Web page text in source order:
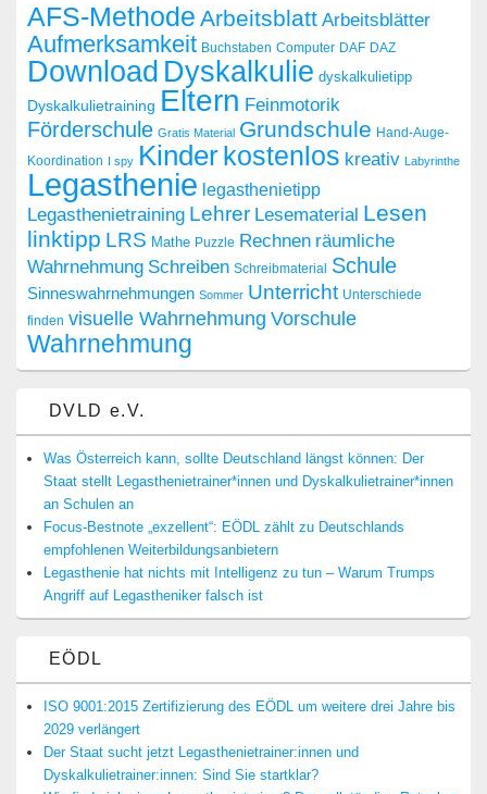
AFS-Methode Arbeitsblatt Arbeitsblätter
Aufmerksamkeit Buchstaben Computer DAF DAZ
Download Dyskalkulie dyskalkulietipp
Dyskalkulietraining Eltern Feinmotorik
Förderschule Gratis Material Grundschule Hand-Auge-
Koordination I spy Kinderkostenlos kreativ Labyrinthe
Legasthenie legasthenietipp
Legasthenietraining Lehrer Lesematerial Lesen
linktipp LRS Mathe Puzzle Rechnen räumliche
Wahrnehmung Schreiben Schreibmaterial Schule
Sinneswahrnehmungen Sommer Unterricht Unterschiede
finden visuelle Wahrnehmung Vorschule
Wahrnehmung
DVLD e.V.
Was Österreich kann, sollte Deutschland längst können: Der
Staat stellt Legasthenietrainer*innen und Dyskalkulietrainer*innen
an Schulen an
Focus-Bestnote „exzellent“: EÖDL zählt zu Deutschlands
empfohlenen Weiterbildungsanbietern
Legasthenie hat nichts mit Intelligenz zu tun – Warum Trumps
Angriff auf Legastheniker falsch ist
EÖDL
ISO 9001:2015 Zertifizierung des EÖDL um weitere drei Jahre bis
2029 verlängert
Der Staat sucht jetzt Legasthenietrainer:innen und
Dyskalkulietrainer:innen: Sind Sie startklar?